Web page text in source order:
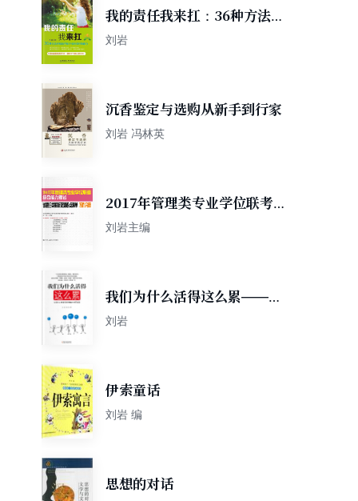
我的责任我来扛：36种方法轻
松培养孩子承担责任的能力
刘岩
沉香鉴定与选购从新手到行家
刘岩 冯林英
2017年管理类专业学位联考综
合能力考试试题归类解析及知
刘岩主编
我们为什么活得这么累——生
活与工作中应该拥有
刘岩
伊索童话
刘岩 编
思想的对话